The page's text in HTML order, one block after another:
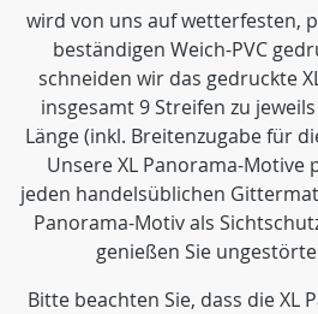
wird von uns auf wetterfesten,
beständigen Weich-PVC
schneiden wir das gedruckte
insgesamt 9 Streifen zu
Länge (inkl. Breitenzugabe für
Unsere XL Panorama-Motive
jeden handelsüblichen
Panorama-Motiv als
genießen Sie
Bitte beachten Sie, dass die XL